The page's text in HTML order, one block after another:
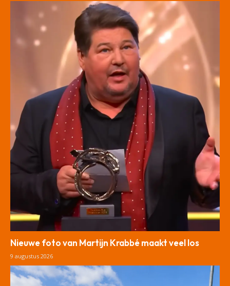
Nieuwe foto van Martijn Krabbé maakt veel los
9 augustus 2026